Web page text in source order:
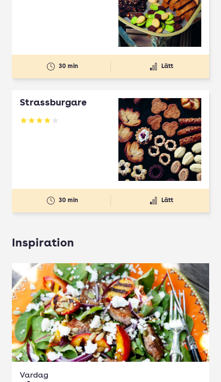
30 min Lätt
Strassburgare
Betyg: 3.78 av 5
30 min Lätt
Inspiration
Vardag